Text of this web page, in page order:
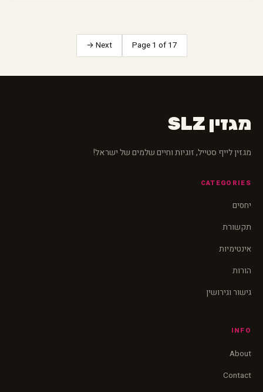
Page 1 of 17
Next →
מגזין SLZ
מגזין לייף סטייל, זוגיות וחיים שלמים של ישראל!
CATEGORIES
יחסים
תקשורת
אינטימיות
הורות
גישור וגירושין
INFO
About
Contact